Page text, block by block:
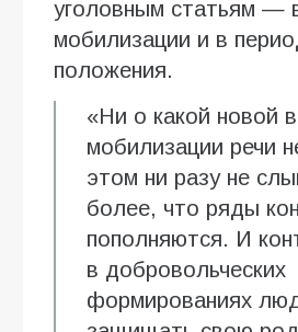
уголовным статьям —
мобилизации и в
положения.
«Ни о какой новой
мобилизации речи
этом ни разу не
более, что ряды
пополняются. И
в добровольческих
формированиях